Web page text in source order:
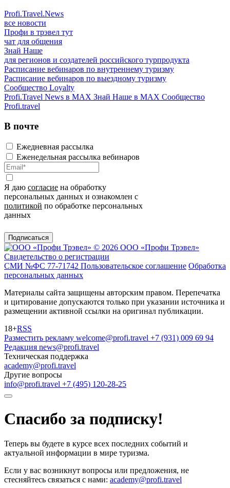
Profi.Travel.News
все новости
Профи в трэвел тут
чат для общения
Знай Наше
для регионов и создателей российского турпродукта
Расписание вебинаров по внутреннему туризму
Расписание вебинаров по выездному туризму
Сообщество Loyalty
Profi.Travel News в MAX Знай Наше в MAX Сообщество
Profi.travel
В почте
Ежедневная рассылка
Еженедельная рассылка вебинаров
Я даю согласие на обработку
персональных данных и ознакомлен с
политикой по обработке персональных
данных
Подписаться
© 2026 ООО «Профи Трэвeл»
Свидетельство о регистрации
СМИ №ФС 77-71742 Пользовательское соглашение Обработка
персональных данных
Материалы сайта защищены авторским правом. Перепечатка
и цитирование допускаются только при указании источника и
размещении активной ссылки на оригинал публикации.
18+RSS
Разместить рекламу welcome@profi.travel +7 (931) 009 69 94
Редакция news@profi.travel
Техническая поддержка
academy@profi.travel
Другие вопросы
info@profi.travel +7 (495) 120-28-25
Спасибо за подписку!
Теперь вы будете в курсе всех последних событий и
актуальной информации в мире туризма.
Если у вас возникнут вопросы или предложения, не
стесняйтесь связаться с нами: academy@profi.travel